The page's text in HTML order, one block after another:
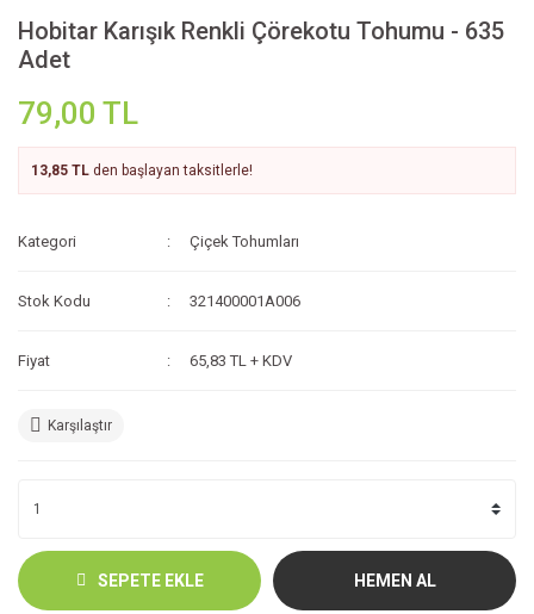
Hobitar Karışık Renkli Çörekotu Tohumu - 635
Adet
79,00 TL
13,85 TL den başlayan taksitlerle!
Kategori Çiçek Tohumları
Stok Kodu 321400001A006
Fiyat 65,83 TL + KDV
Karşılaştır
SEPETE EKLE HEMEN AL